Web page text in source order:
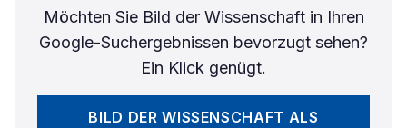
Möchten Sie Bild der Wissenschaftin Ihren
Google-Suchergebnissen bevorzugt sehen?
Ein Klick genügt.
BILD DER WISSENSCHAFT ALS